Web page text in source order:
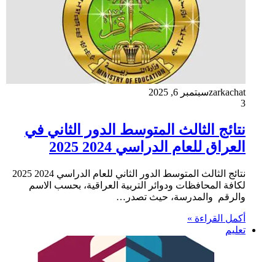
zarkachatسبتمبر 6, 2025
3
نتائج الثالث المتوسط الدور الثاني في
العراق للعام الدراسي 2024 2025
نتائج الثالث المتوسط الدور الثاني للعام الدراسي 2024 2025
لكافة المحافظات ودوائر التربية العراقية، بحسب الاسم
والرقم والمدرسة، حيث تصدر…
أكمل القراءة »
تعليم